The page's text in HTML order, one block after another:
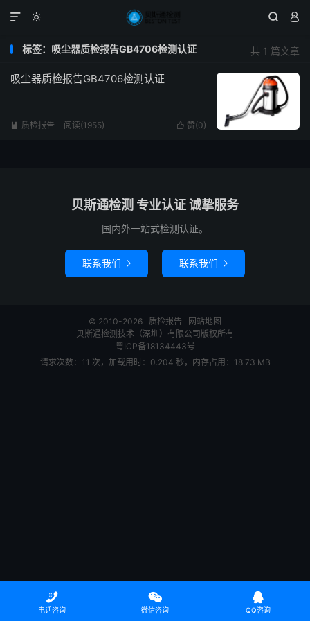
  

共 1 篇文章
标签：吸尘器质检报告GB4706检测认证
吸尘器质检报告GB4706检测认证
 赞(0)
 质检报告 阅读(1955)
贝斯通检测 专业认证 诚挚服务
国内外一站式检测认证。
联系我们  联系我们 
© 2010-2026 质检报告
网站地图
贝斯通检测技术（深圳）有限公司版权所有
粤ICP备18134443号
请求次数：11 次，加载用时：0.204 秒，内存占用：18.73 MB

电话咨询

微信咨询

QQ咨询